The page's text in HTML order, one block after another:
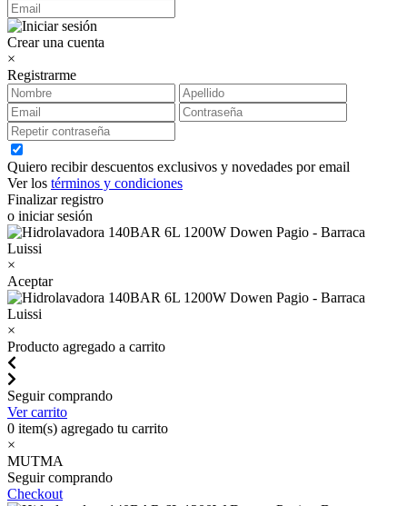
Crear una cuenta
×
Registrarme
Quiero recibir descuentos exclusivos y novedades por email
Ver los términos y condiciones
Finalizar registro
o iniciar sesión
×
Aceptar
×
Producto agregado a carrito
Seguir comprando
Ver carrito
0 item(s) agregado tu carrito
×
MUTMA
Seguir comprando
Checkout